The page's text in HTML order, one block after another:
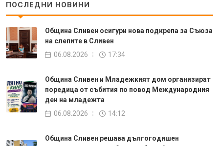
ПОСЛЕДНИ НОВИНИ
Община Сливен осигури нова подкрепа за Съюза
на слепите в Сливен
06.08.2026
17:34
Община Сливен и Младежкият дом организират
поредица от събития по повод Международния
ден на младежта
06.08.2026
14:12
Община Сливен решава дългогодишен